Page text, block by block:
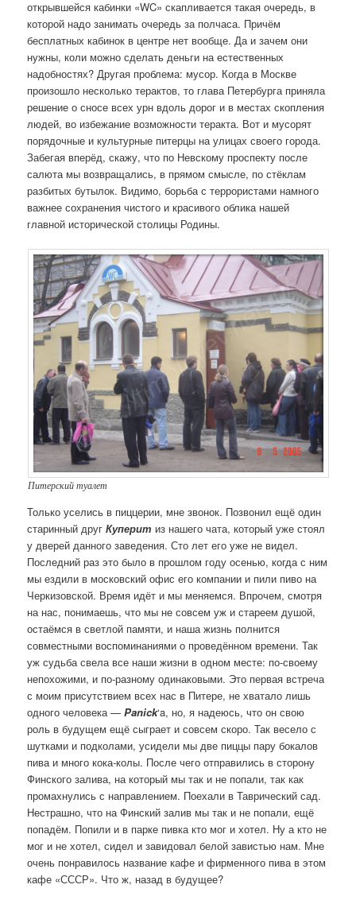
открывшейся кабинки «WC» скапливается такая очередь, в
которой надо занимать очередь за полчаса. Причём
бесплатных кабинок в центре нет вообще. Да и зачем они
нужны, коли можно сделать деньги на естественных
надобностях? Другая проблема: мусор. Когда в Москве
произошло несколько терактов, то глава Петербурга приняла
решение о сносе всех урн вдоль дорог и в местах скопления
людей, во избежание возможности теракта. Вот и мусорят
порядочные и культурные питерцы на улицах своего города.
Забегая вперёд, скажу, что по Невскому проспекту после
салюта мы возвращались, в прямом смысле, по стёклам
разбитых бутылок. Видимо, борьба с террористами намного
важнее сохранения чистого и красивого облика нашей
главной исторической столицы Родины.
Питерский туалет
Только уселись в пиццерии, мне звонок. Позвонил ещё один
старинный другКуперит из нашего чата, который уже стоял
у дверей данного заведения. Сто лет его уже не видел.
Последний раз это было в прошлом году осенью, когда с ним
мы ездили в московский офис его компании и пили пиво на
Черкизовской. Время идёт и мы меняемся. Впрочем, смотря
на нас, понимаешь, что мы не совсем уж и стареем душой,
остаёмся в светлой памяти, и наша жизнь полнится
совместными воспоминаниями о проведённом времени. Так
уж судьба свела все наши жизни в одном месте: по-своему
непохожими, и по-разному одинаковыми. Это первая встреча
с моим присутствием всех нас в Питере, не хватало лишь
одного человека —Panick‘a, но, я надеюсь, что он свою
роль в будущем ещё сыграет и совсем скоро. Так весело с
шутками и подколами, усидели мы две пиццы пару бокалов
пива и много кока-колы. После чего отправились в сторону
Финского залива, на который мы так и не попали, так как
промахнулись с направлением. Поехали в Таврический сад.
Нестрашно, что на Финский залив мы так и не попали, ещё
попадём. Попили и в парке пивка кто мог и хотел. Ну а кто не
мог и не хотел, сидел и завидовал белой завистью нам. Мне
очень понравилось название кафе и фирменного пива в этом
кафе «СССР». Что ж, назад в будущее?